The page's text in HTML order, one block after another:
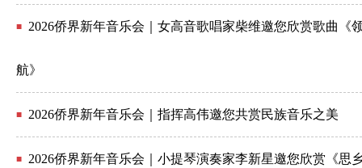
■ 2026侨界新年音乐会｜女高音歌唱家柴维邀您欣赏歌曲《
航》
■ 2026侨界新年音乐会｜指挥高伟邀您共赏民族音乐之美
■ 2026侨界新年音乐会｜小提琴演奏家李新星邀您欣赏《思